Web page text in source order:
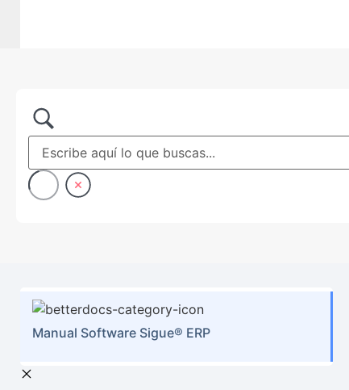
Manual Software Sigue® ERP